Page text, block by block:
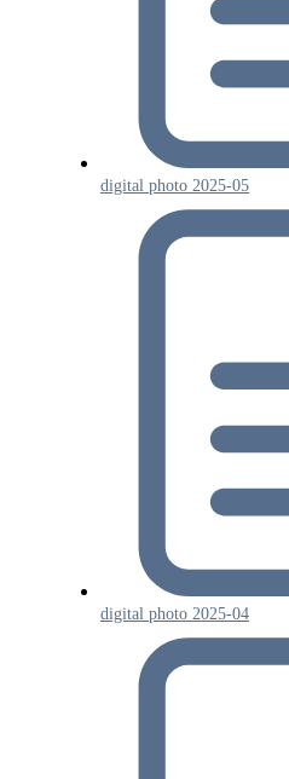
digital photo 2025-05
digital photo 2025-04